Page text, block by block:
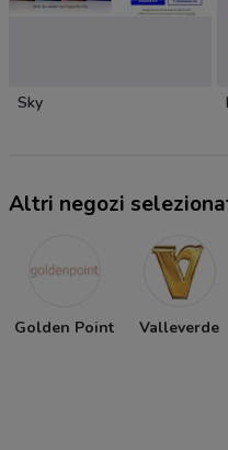
Sky
Altri negozi
Golden Point Valleverde